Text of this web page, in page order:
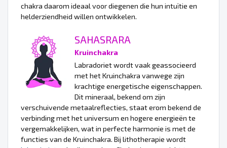
chakra daarom ideaal voor diegenen die hun intuïtie en
helderziendheid willen ontwikkelen.
SAHASRARA
Kruinchakra
Labradoriet wordt vaak geassocieerd
met het Kruinchakra vanwege zijn
krachtige energetische eigenschappen.
Dit mineraal, bekend om zijn
verschuivende metaalreflecties, staat erom bekend de
verbinding met het universum en hogere energieën te
vergemakkelijken, wat in perfecte harmonie is met de
functies van de Kruinchakra. Bij lithotherapie wordt